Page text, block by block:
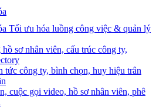
Tối ưu hóa luồng công việc & quản lý
hồ sơ nhân viên, cấu trúc công ty,
tức công ty, bình chọn, huy hiệu trân
cuộc gọi video, hồ sơ nhân viên, phê